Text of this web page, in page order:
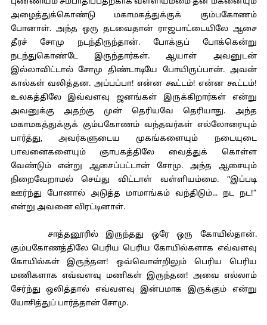
அழைத்துக்கொண்டு மகாமகத்துக்குக் கும்பகோணம்
போனாள். அந்த ஒரு தடவைதான் ராஜபாட்டையிலே ஆசை
தீரச் சோமு நடந்திருந்தான். போக்குப் போக்கென்று
நடந்துகொண்டே இருந்தார்கள். ஆயாள் அவனுடன்
இல்லாவிட்டால் சோமு திண்டாடியே போயிருப்பான். அவன்
கால்கள் வலித்தன. அப்பப்பா! என்ன கூட்டம்! என்ன கூட்டம்!
உலகத்திலே இவ்வளவு ஜனங்கள் இருக்கிறார்கள் என்று
அவனுக்கு அதற்கு முன் தெரியவே தெரியாது. அந்த
மகாமகத்துக்குக் கும்பகோணம் வந்தவர்கள் எல்லோரையும்
பார்த்து, அவர்களுடைய முகங்களையும் நடையுடை
பாவனைகளையும் ஞாபகத்திலே வைத்துக் கொள்ள
வேண்டும் என்று ஆசைப்பட்டான் சோமு. அந்த ஆசையும்
நிறைவேறாமல் செய்து விட்டாள் வள்ளியம்மை. “இப்படி
ஊர்ந்து போனால் அடுத்த மாமாங்கம் வந்திடும்... நட நட!”
என்று அவனை விரட்டினாள்.
சாத்தனூரில் இருந்தது ஒரே ஒரு கோயில்தான்.
கும்பகோணத்திலே பெரிய பெரிய கோயில்களாக எவ்வளவு
கோயில்கள் இருந்தன! ஒவ்வொன்றிலும் பெரிய பெரிய
மணிகளாக எவ்வளவு மணிகள் இருந்தன! அவை எல்லாம்
சேர்ந்து ஒலித்தால் எவ்வளவு இன்பமாக இருக்கும் என்று
யோசித்துப் பார்த்தான் சோமு.